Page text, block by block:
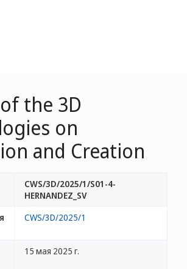
the 3D
on
and Creation
CWS/3D/2025/1/S01-4-
HERNANDEZ_SV
CWS/3D/2025/1
15 мая 2025 г.